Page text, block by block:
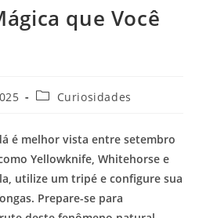
que Você
Categoria
Curiosidades
é melhor vista entre setembro
Yellowknife, Whitehorse e
utilize um tripé e configure sua
Prepare-se para